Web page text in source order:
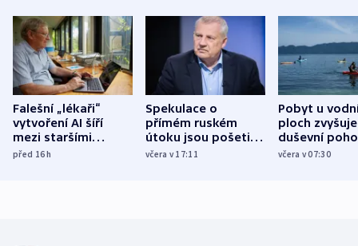
Falešní „lékaři“
vytvoření AI šíří
mezi staršími
Poláky nebezpečné
před 16h
Spekulace o
přímém ruském
útoku jsou pošetilé,
míní estonský
včera v 17:11
Pobyt u
ploch zvyšuje
duševní
ukázala
včera v 07:30